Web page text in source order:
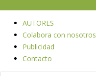
AUTORES
Colabora con nosotros
Publicidad
Contacto